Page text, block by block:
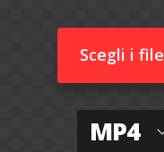
Scegli i file
MP4